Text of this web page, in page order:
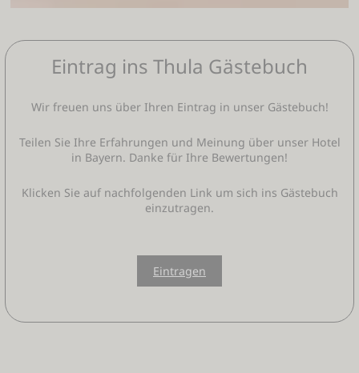
Eintrag ins Thula Gästebuch
Wir freuen uns über Ihren Eintrag in unser Gästebuch!
Teilen Sie Ihre Erfahrungen und Meinung über unser Hotel
in Bayern. Danke für Ihre Bewertungen!
Klicken Sie auf nachfolgenden Link um sich ins Gästebuch
einzutragen.
Eintragen